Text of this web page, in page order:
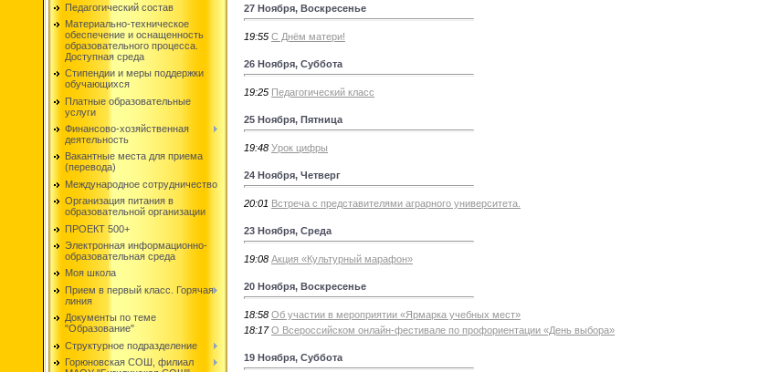
Педагогический состав
Материально-техническое
обеспечение и оснащенность
образовательного процесса.
Доступная среда
Стипендии и меры поддержки
обучающихся
Платные образовательные
услуги
Финансово-хозяйственная
деятельность
Вакантные места для приема
(перевода)
Международное сотрудничество
Организация питания в
образовательной организации
ПРОЕКТ 500+
Электронная информационно-
образовательная среда
Моя школа
Прием в первый класс. Горячая
линия
Документы по теме
"Образование"
Структурное подразделение
Горюновская СОШ, филиал
27 Ноября, Воскресенье
19:55 С Днём матери!
26 Ноября, Суббота
19:25 Педагогический класс
25 Ноября, Пятница
19:48 Урок цифры
24 Ноября, Четверг
20:01 Встреча с представителями аграрного университета.
23 Ноября, Среда
19:08 Акция «Культурный марафон»
20 Ноября, Воскресенье
18:58 Об участии в мероприятии «Ярмарка учебных мест»
18:17 О Всероссийском онлайн-фестивале по профориентации «День выбора»
19 Ноября, Суббота